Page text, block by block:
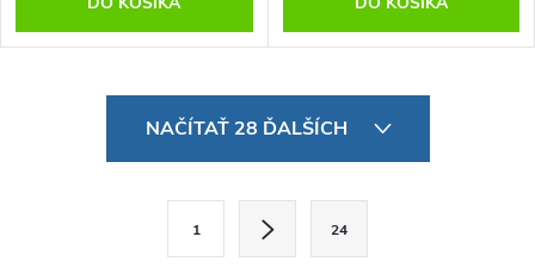
NAČÍTAŤ 28 ĎALŠÍCH
1 24